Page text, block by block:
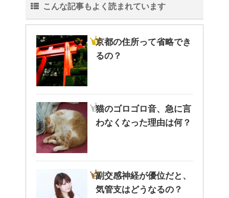
する方法！
猫と死別。悲しくても最後の挨
拶をしましょう。
腹痛、しかも激痛・吐き気もあ
癒しを与えてくれるメダカ。そ
の産卵時期はいつ？
こんな記事もよく読まれています
京都の住所って省略でき
るの？
猫のゴロゴロ音、急に言
わなくなった理由は何？
副交感神経が優位だと、
気管支はどうなるの？